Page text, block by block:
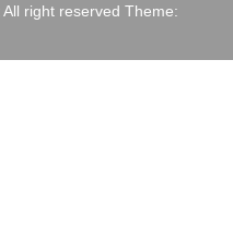
right reserved Theme: